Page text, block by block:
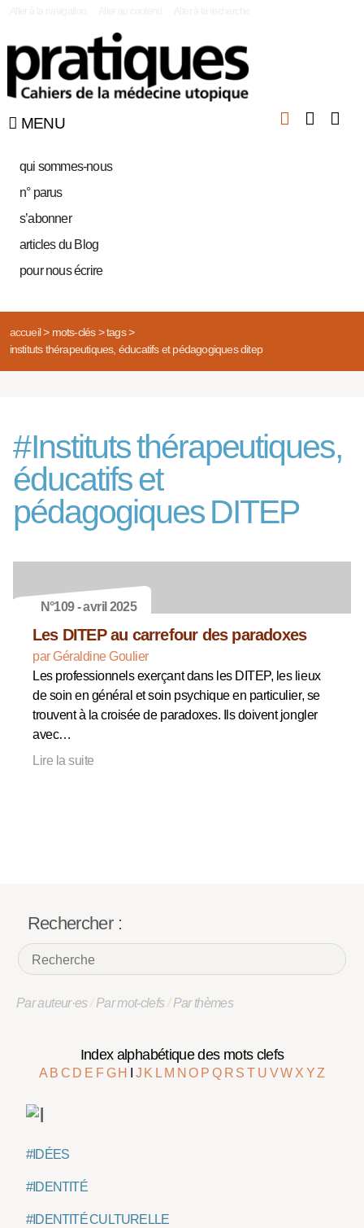
MENU
qui sommes-nous
n° parus
s’abonner
articles du Blog
pour nous écrire
accueil> mots-clés> tags>
instituts thérapeutiques, éducatifs et pédagogiques ditep
#Instituts thérapeutiques,
éducatifs et
pédagogiques DITEP
N°109 - avril 2025
Les DITEP au carrefour des paradoxes
par Géraldine Goulier
Les professionnels exerçant dans les DITEP, les lieux
de soin en général et soin psychique en particulier, se
trouvent à la croisée de paradoxes. Ils doivent jongler
avec…
Lire la suite
Rechercher :
Par auteur·es/Par mot-clefs/Par thèmes
Index alphabétique des mots clefs
A B C D E F G H J K L M NO P Q R ST U VW X YZ
#IDÉES
#IDENTITÉ
#IDENTITÉ CULTURELLE